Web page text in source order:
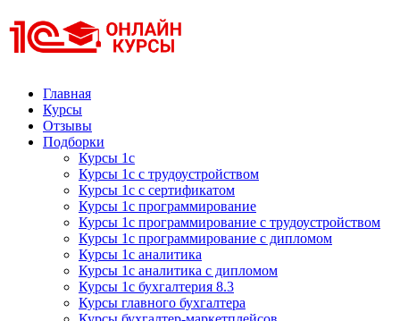
Курсы 1С
Курсы 1С официальная сертификация
Главная
Курсы
Отзывы
Подборки
Курсы 1с
Курсы 1с с трудоустройством
Курсы 1с с сертификатом
Курсы 1с программирование
Курсы 1с программирование с трудоустройством
Курсы 1с программирование с дипломом
Курсы 1с аналитика
Курсы 1с аналитика с дипломом
Курсы 1с бухгалтерия 8.3
Курсы главного бухгалтера